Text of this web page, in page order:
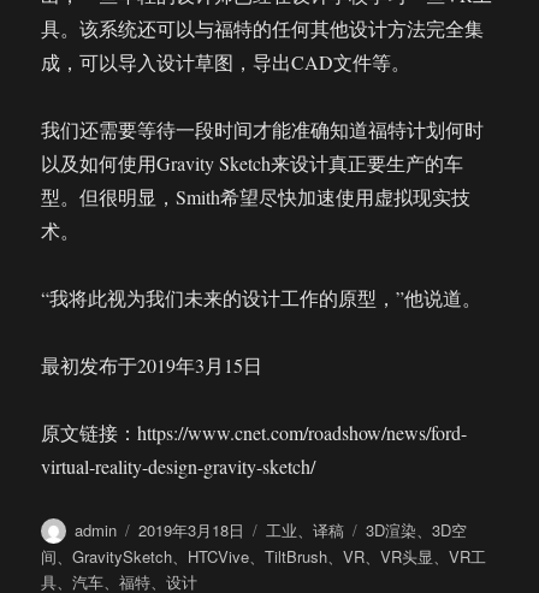
具。该系统还可以与福特的任何其他设计方法完全集
成，可以导入设计草图，导出CAD文件等。
我们还需要等待一段时间才能准确知道福特计划何时
以及如何使用Gravity Sketch来设计真正要生产的车
型。但很明显，Smith希望尽快加速使用虚拟现实技
术。
“我将此视为我们未来的设计工作的原型，”他说道。
最初发布于2019年3月15日
原文链接：https://www.cnet.com/roadshow/news/ford-
virtual-reality-design-gravity-sketch/
作
者
admin
发
布
于
2019年3月18日
分
类
工业、译稿
标
签
3D渲染、3D空
间、GravitySketch、 HTCVive、TiltBrush、VR、VR头显、VR工
具、汽车、福特、设计